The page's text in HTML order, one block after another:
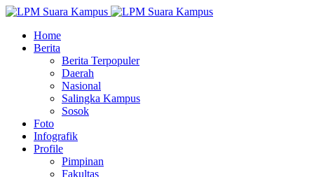
Home
Berita
Berita Terpopuler
Daerah
Nasional
Salingka Kampus
Sosok
Foto
Infografik
Profile
Pimpinan
Fakultas